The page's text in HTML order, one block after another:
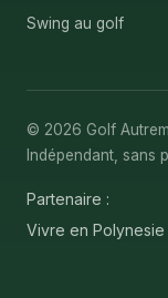
Swing au golf
© 2026 Golf
Indépendant, sans
Partenaire :
Vivre en Polynesie